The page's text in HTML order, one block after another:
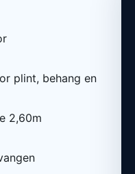
plint, behang en
2,60m